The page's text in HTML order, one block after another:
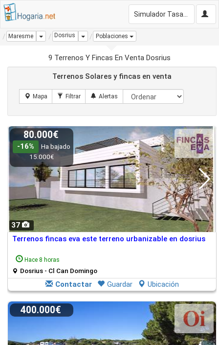
Maresme Dropdown
Dosrius Dropdown
Poblaciones
9 Terrenos Y Fincas En Venta Dosrius
Terrenos Solares y fincas en venta
37
80.000€
-16%
Ha bajado
15.000€
Terrenos fincas eva este terreno urbanizable en dosrius
Hace 8 horas
Dosrius - Cl Can Domingo
Contactar Guardar Ubicación
400.000€